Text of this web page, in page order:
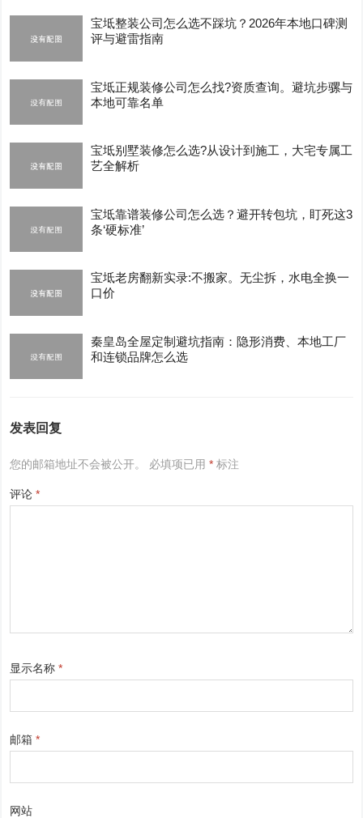
宝坻整装公司怎么选不踩坑？2026年本地口碑测
评与避雷指南
宝坻正规装修公司怎么找?资质查询。避坑步骡与
本地可靠名单
宝坻别墅装修怎么选?从设计到施工，大宅专属工
艺全解析
宝坻靠谱装修公司怎么选？避开转包坑，盯死这3
条‘硬标准’
宝坻老房翻新实录:不搬家。无尘拆，水电全换一
口价
秦皇岛全屋定制避坑指南：隐形消费、本地工厂
和连锁品牌怎么选
发表回复
您的邮箱地址不会被公开。 必填项已用* 标注
评论*
显示名称*
邮箱*
网站